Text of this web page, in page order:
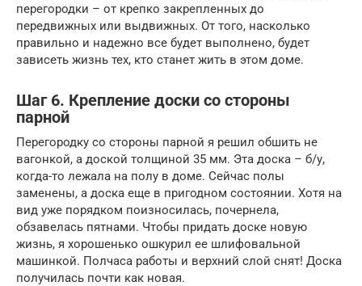
перегородки – от крепко закрепленных до
передвижных или выдвижных. От того, насколько
правильно и надежно все будет выполнено, будет
зависеть жизнь тех, кто станет жить в этом доме.
Шаг 6. Крепление доски со стороны
парной
Перегородку со стороны парной я решил обшить не
вагонкой, а доской толщиной 35 мм. Эта доска – б/у,
когда-то лежала на полу в доме. Сейчас полы
заменены, а доска еще в пригодном состоянии. Хотя на
вид уже порядком поизносилась, почернела,
обзавелась пятнами. Чтобы придать доске новую
жизнь, я хорошенько ошкурил ее шлифовальной
машинкой. Полчаса работы и верхний слой снят! Доска
получилась почти как новая.